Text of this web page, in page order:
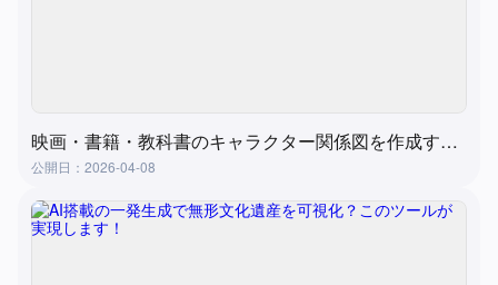
映画・書籍・教科書のキャラクター関係図を作成する方法？超実用的で簡単な方法
公開日：2026-04-08